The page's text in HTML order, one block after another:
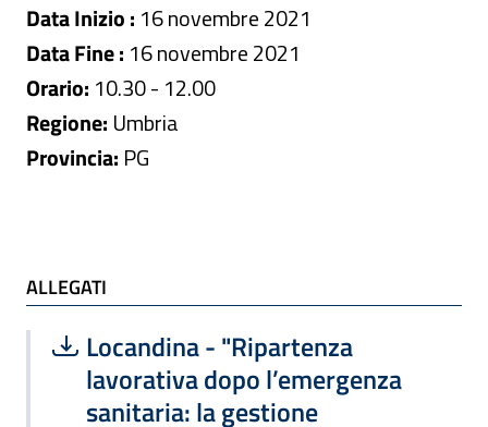
Data Inizio : 16 novembre 2021
Data Fine : 16 novembre 2021
Orario: 10.30 - 12.00
Regione: Umbria
Provincia: PG
ALLEGATI e TI POTREBBE INTERESSARE
ALLEGATI
Scarica file:
Locandina - "Ripartenza
lavorativa dopo l’emergenza
sanitaria: la gestione
Formato PDF — Dimensione 3.58 MB